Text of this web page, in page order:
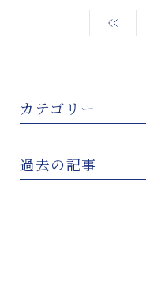
カテゴリー
過去の記事